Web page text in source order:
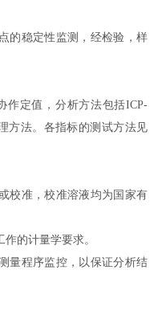
的稳定性监测，经检验，样
作定值 ，分析方法包括ICP-
方法。 各指标的测试方法 见
校准，校准溶液均为国家有
的计量学要求。
量程序监控，以保证分析结